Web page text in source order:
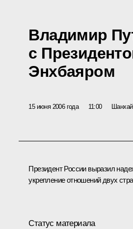
Владимир
с
Энхбаяром
15 июня 2006 года 11:00 Шанхай
Президент России выразил
укрепление отношений двух
Статус материала